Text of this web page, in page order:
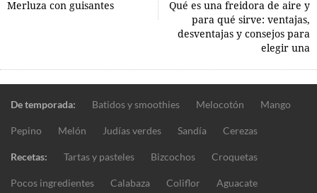
Merluza con guisantes
Qué es una freidora de aire y
para qué sirve: ventajas,
desventajas y consejos para
elegir una
De temporada: Batidos y smoothies Melocotón Mango
Pepino Melón Judías verdes Sandía Cerezas
Recetas: Tartas y pasteles Bizcochos Croquetas
Pocos ingredientes Calabaza Coliflor Aguacate